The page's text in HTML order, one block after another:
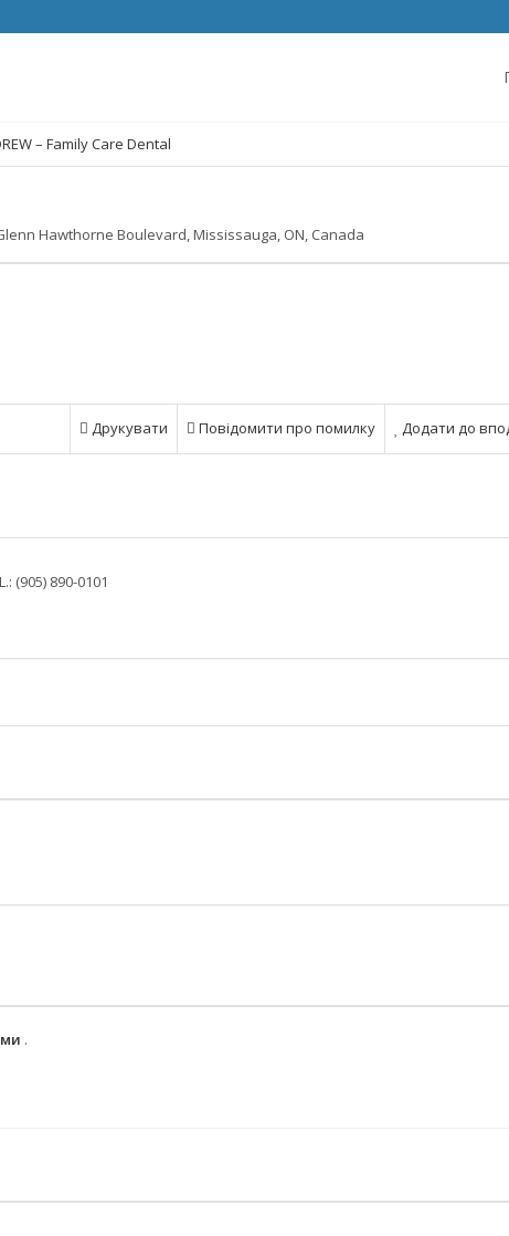
– Family Care Dental
Hawthorne Boulevard, Mississauga, ON, Canada
Додати до
Повідомити про помилку
Друкувати
(905) 890-0101
.